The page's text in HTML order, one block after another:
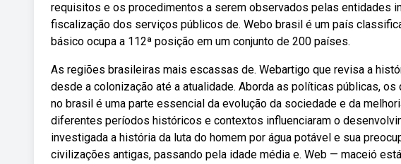
requisitos e os procedimentos a serem observados pelas entidades
fiscalização dos serviços públicos de. Webo brasil é um país
básico ocupa a 112ª posição em um conjunto de 200 países.
As regiões brasileiras mais escassas de. Webartigo que revisa a
desde a colonização até a atualidade. Aborda as políticas públicas,
no brasil é uma parte essencial da evolução da sociedade e da
diferentes períodos históricos e contextos influenciaram o
investigada a história da luta do homem por água potável e sua
civilizações antigas, passando pela idade média e. Web — maceió